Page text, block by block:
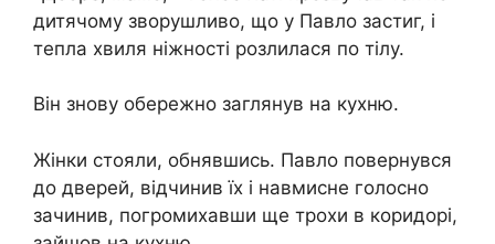
дитячому зворушливо, що у Павло застиг, і
тепла хвиля ніжності розлилася по тілу.
Він знову обережно заглянув на кухню.
Жінки стояли, обнявшись. Павло повернувся
до дверей, відчинив їх і навмисне голосно
зачинив, погромихавши ще трохи в коридорі,